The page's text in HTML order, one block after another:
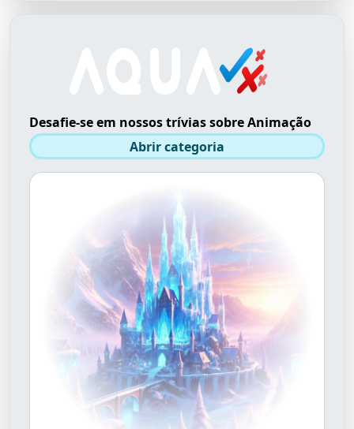
Desafie-se em nossos trívias sobre Animação
Abrir categoria